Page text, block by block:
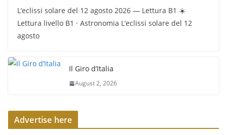
L’eclissi solare del 12 agosto 2026 — Lettura B1 ☀️
Lettura livello B1 · Astronomia L’eclissi solare del 12
agosto
Il Giro d’Italia
August 2, 2026
Advertise here